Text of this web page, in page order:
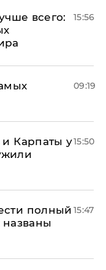
всего:
15:56
09:19
Карпаты у15:50
полный
названы
15:47